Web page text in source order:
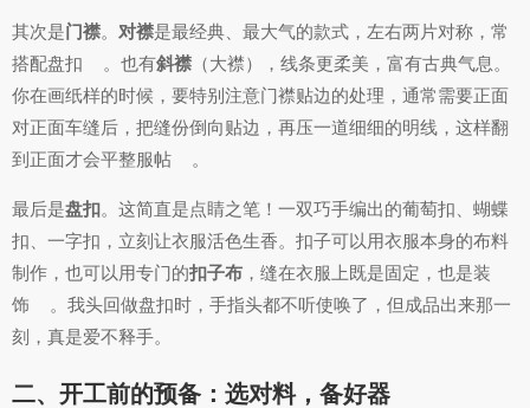
其次是门襟。 对襟是最经典、最大气的款式，左右两片对称，常
搭配盘扣
。也有斜襟 （大襟），线条更柔美，富有古典气息。
你在画纸样的时候，要特别注意门襟贴边的处理，通常需要正面
对正面车缝后，把缝份倒向贴边，再压一道细细的明线，这样翻
到正面才会平整服帖
。
最后是盘扣。这简直是点睛之笔！一双巧手编出的葡萄扣、蝴蝶
扣、一字扣，立刻让衣服活色生香。扣子可以用衣服本身的布料
制作，也可以用专门的扣子布 ，缝在衣服上既是固定，也是装
饰
。我头回做盘扣时，手指头都不听使唤了，但成品出来那一
刻，真是爱不释手。
二、开工前的预备：选对料，备好器